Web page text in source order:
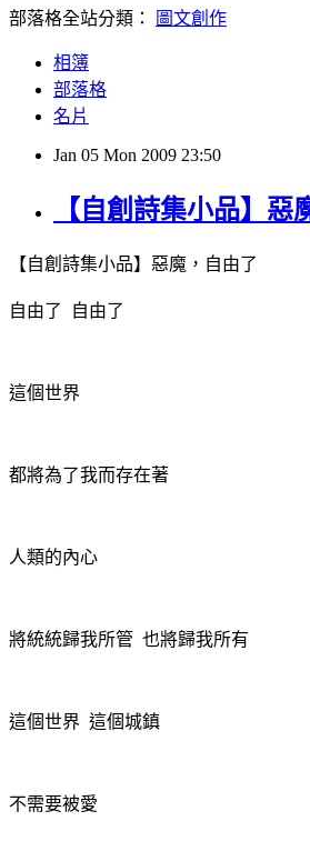
部落格全站分類： 圖文創作
相簿
部落格
名片
Jan 05 Mon 2009 23:50
【自創詩集小品】惡
【自創詩集小品】惡魔，自由了
自由了 自由了
這個世界
都將為了我而存在著
人類的內心
將統統歸我所管 也將歸我所有
這個世界 這個城鎮
不需要被愛